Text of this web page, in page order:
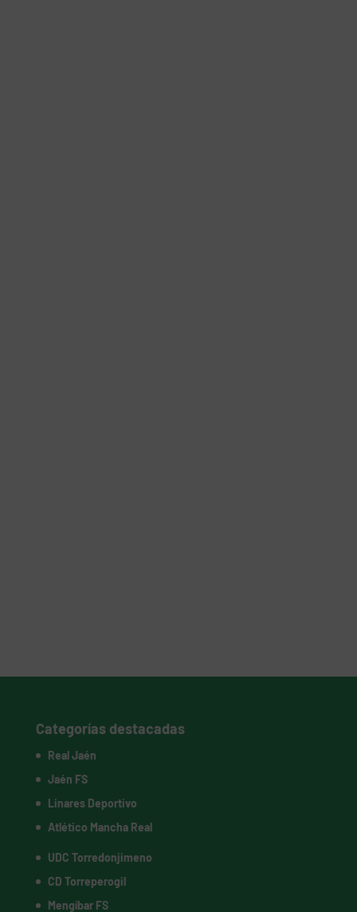
Categorías destacadas
Real Jaén
Jaén FS
Linares Deportivo
Atlético Mancha Real
UDC Torredonjimeno
CD Torreperogil
Mengíbar FS